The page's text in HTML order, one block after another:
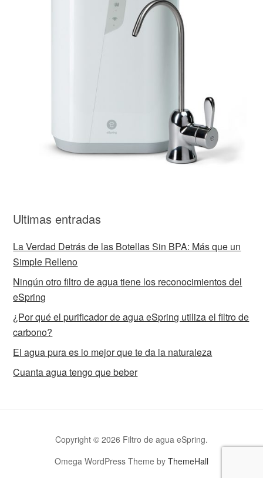
Ultimas entradas
La Verdad Detrás de las Botellas Sin BPA: Más que un
Simple Relleno
Ningún otro filtro de agua tiene los reconocimientos del
eSpring
¿Por qué el purificador de agua eSpring utiliza el filtro de
carbono?
El agua pura es lo mejor que te da la naturaleza
Cuanta agua tengo que beber
Copyright © 2026 Filtro de agua eSpring.
Omega WordPress Theme by ThemeHall